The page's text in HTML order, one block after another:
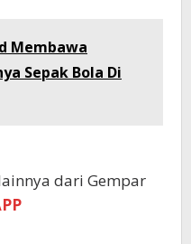
Membawa
Sepak Bola Di
dari Gempar